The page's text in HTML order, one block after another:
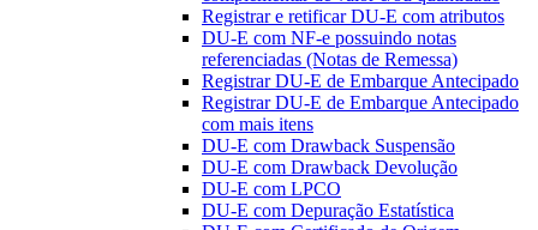
Registrar e retificar DU-E com atributos
DU-E com NF-e possuindo notas
referenciadas (Notas de Remessa)
Registrar DU-E de Embarque Antecipado
Registrar DU-E de Embarque Antecipado
com mais itens
DU-E com Drawback Suspensão
DU-E com Drawback Devolução
DU-E com LPCO
DU-E com Depuração Estatística